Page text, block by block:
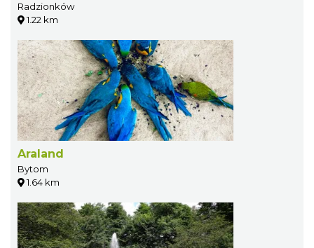
Radzionków
1.22 km
Araland
Bytom
1.64 km